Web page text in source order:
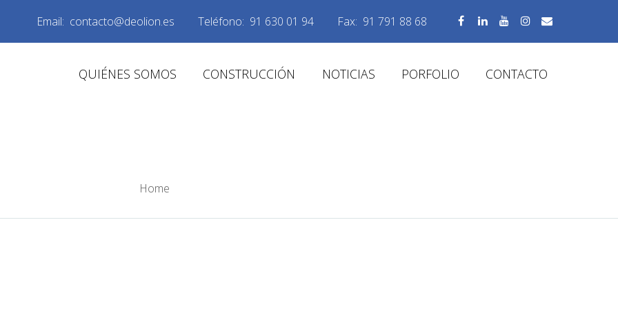
Email: contacto@deolion.es Teléfono: 91 630 01 94 Fax: 91 791 88 68
QUIÉNES SOMOS CONSTRUCCIÓN NOTICIAS PORFOLIO CONTACTO
Home